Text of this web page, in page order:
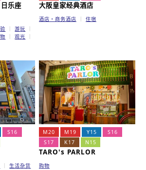
乐座
游玩
观光
大阪皇家经典酒店
酒店・商务酒店 住宿
S16
生活杂货
M20 M19 Y15
S16
S17
K17 N15
TARO's PARLOR
购物